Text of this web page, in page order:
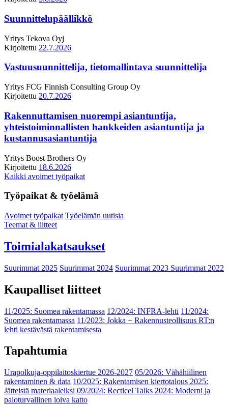
Suunnittelupäällikkö
Yritys Tekova Oyj
Kirjoitettu 22.7.2026
Vastuusuunnittelija, tietomallintava suunnittelija
Yritys FCG Finnish Consulting Group Oy
Kirjoitettu 20.7.2026
Rakennuttamisen nuorempi asiantuntija,
yhteistoiminnallisten hankkeiden asiantuntija ja
kustannusasiantuntija
Yritys Boost Brothers Oy
Kirjoitettu 18.6.2026
Kaikki avoimet työpaikat
Työpaikat & työelämä
Avoimet työpaikat Työelämän uutisia
Teemat & liitteet
Toimialakatsaukset
Suurimmat 2025 Suurimmat 2024 Suurimmat 2023 Suurimmat 2022
Kaupalliset liitteet
11/2025: Suomea rakentamassa 12/2024: INFRA-lehti 11/2024:
Suomea rakentamassa 11/2023: Jokka − Rakennusteollisuus RT:n
lehti kestävästä rakentamisesta
Tapahtumia
Urapolkuja-oppilaitoskiertue 2026-2027 05/2026: Vähähiilinen
rakentaminen & data 10/2025: Rakentamisen kiertotalous 2025:
Jätteistä materiaaleiksi 09/2024: Recticel Talks 2024: Moderni ja
paloturvallinen loiva katto